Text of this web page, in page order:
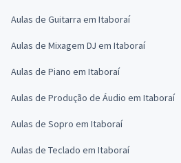
Aulas de Guitarra em Itaboraí
Aulas de Mixagem DJ em Itaboraí
Aulas de Piano em Itaboraí
Aulas de Produção de Áudio em Itaboraí
Aulas de Sopro em Itaboraí
Aulas de Teclado em Itaboraí